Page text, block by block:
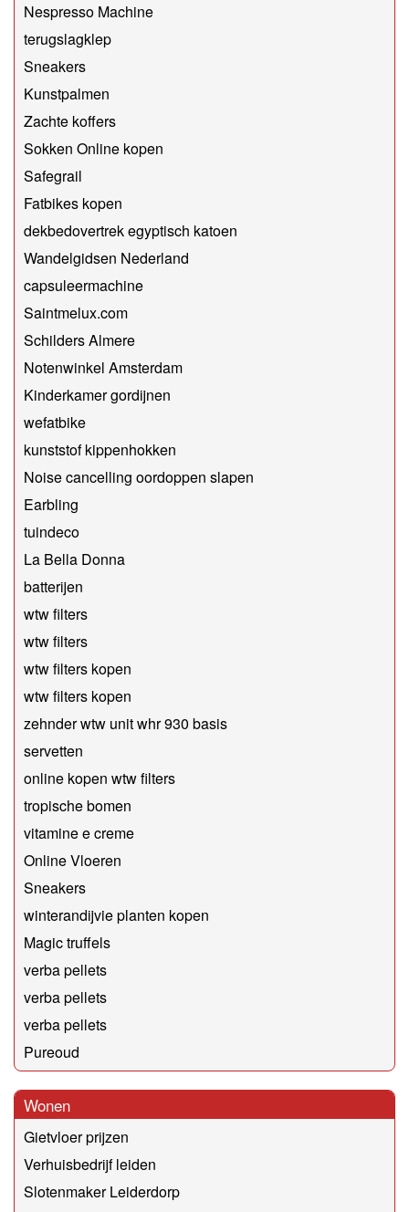
Nespresso Machine
terugslagklep
Sneakers
Kunstpalmen
Zachte koffers
Sokken Online kopen
Safegrail
Fatbikes kopen
dekbedovertrek egyptisch katoen
Wandelgidsen Nederland
capsuleermachine
Saintmelux.com
Schilders Almere
Notenwinkel Amsterdam
Kinderkamer gordijnen
wefatbike
kunststof kippenhokken
Noise cancelling oordoppen slapen
Earbling
tuindeco
La Bella Donna
batterijen
wtw filters
wtw filters
wtw filters kopen
wtw filters kopen
zehnder wtw unit whr 930 basis
servetten
online kopen wtw filters
tropische bomen
vitamine e creme
Online Vloeren
Sneakers
winterandijvie planten kopen
Magic truffels
verba pellets
verba pellets
verba pellets
Pureoud
Wonen
Gietvloer prijzen
Verhuisbedrijf leiden
Slotenmaker Leiderdorp